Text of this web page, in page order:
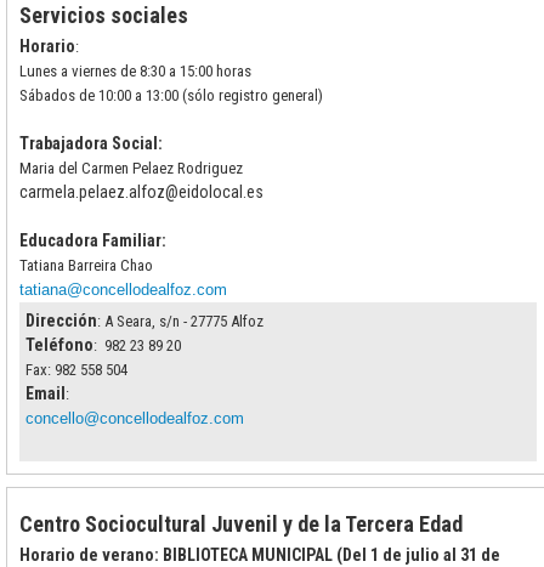
Servicios sociales
Horario:
Lunes a viernes de 8:30 a 15:00 horas
Sábados de 10:00 a 13:00 (sólo registro general)
Trabajadora Social:
Maria del Carmen Pelaez Rodriguez
carmela.pelaez.alfoz@eidolocal.es
Educadora Familiar:
Tatiana Barreira Chao
tatiana@concellodealfoz.com
Dirección: A Seara, s/n - 27775 Alfoz
Teléfono: 982 23 89 20
Fax: 982 558 504
Email :
concello@concellodealfoz.com
Centro Sociocultural Juvenil y de la Tercera Edad
Horario de verano: BIBLIOTECA MUNICIPAL (Del 1 de julio al 31 de